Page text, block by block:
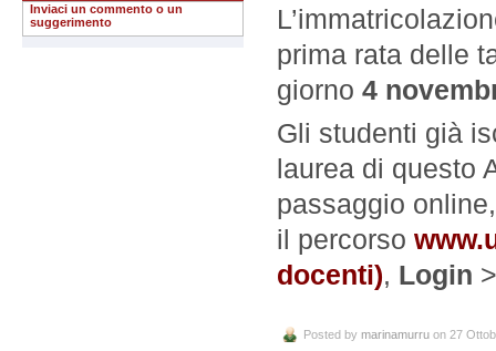
prima rata delle
giorno 4
Gli studenti già
laurea di questo
passaggio
il percorso
docenti), Login
Posted by marinamurru on 27
Inviaci un commento o un
suggerimento